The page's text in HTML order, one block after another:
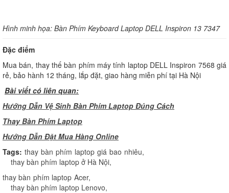
Hình minh họa: Bàn Phím Keyboard Laptop DELL Inspiron 13 7347
Đặc điểm
Mua bán, thay thế bàn phím máy tính laptop DELL Inspiron 7568 giá
rẻ, bảo hành 12 tháng, lắp đặt, giao hàng miễn phí tại Hà Nội
Bài viết có liên quan:
Hướng Dẫn Vệ Sinh Bàn Phím Laptop Đúng Cách
Thay Bàn Phím Laptop
Hướng Dẫn Đặt Mua Hàng Online
Tags: thay bàn phím laptop giá bao nhiêu,
thay bàn phím laptop ở Hà Nội,
thay bàn phím laptop Acer,
thay bàn phím laptop Lenovo,